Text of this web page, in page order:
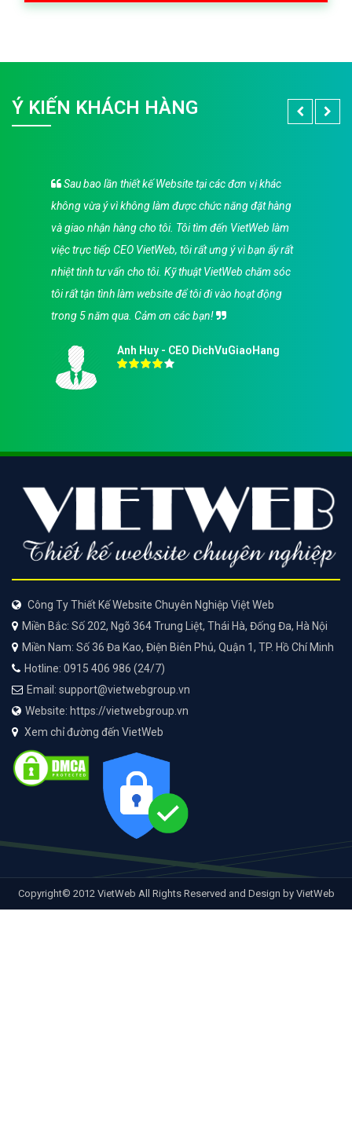
Ý KIẾN KHÁCH HÀNG
Sau bao lần thiết kế Website tại các đơn vị khác
không vừa ý vì không làm được chức năng đặt hàng
và giao nhận hàng cho tôi. Tôi tìm đến VietWeb làm
việc trực tiếp CEO VietWeb, tôi rất ưng ý vì bạn ấy rất
nhiệt tình tư vấn cho tôi. Kỹ thuật VietWeb chăm sóc
tôi rất tận tình làm website để tôi đi vào hoạt động
trong 5 năm qua. Cảm ơn các bạn!
Anh Huy - CEO DichVuGiaoHang
Công Ty Thiết Kế Website Chuyên Nghiệp Việt Web
Miền Bắc: Số 202, Ngõ 364 Trung Liệt, Thái Hà, Đống Đa, Hà Nội
Miền Nam: Số 36 Đa Kao, Điện Biên Phủ, Quận 1, TP. Hồ Chí Minh
Hotline: 0915 406 986 (24/7)
Email: support@vietwebgroup.vn
Website: https://vietwebgroup.vn
Xem chỉ đường đến VietWeb
Copyright© 2012 VietWeb All Rights Reserved and Design by VietWeb